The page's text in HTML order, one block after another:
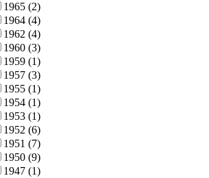
1965 (2)
1964 (4)
1962 (4)
1960 (3)
1959 (1)
1957 (3)
1955 (1)
1954 (1)
1953 (1)
1952 (6)
1951 (7)
1950 (9)
1947 (1)